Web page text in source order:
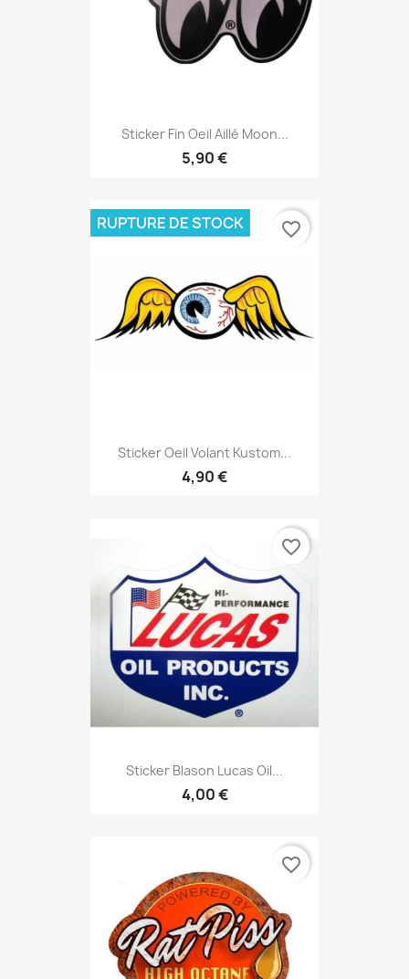
Sticker Fin Oeil Aillé Moon...
5,90 €
Sticker Oeil Volant Kustom...
4,90 €
RUPTURE DE STOCK favorite_border
Sticker Blason Lucas Oil...
4,00 €
favorite_border
favorite_border